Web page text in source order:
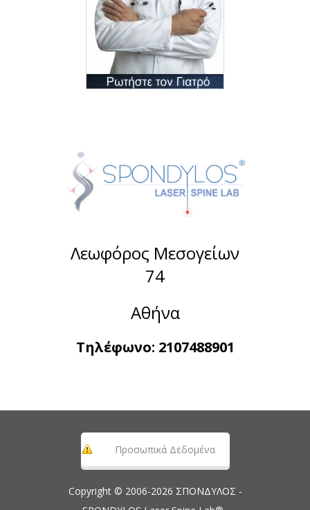
Λεωφόρος Μεσογείων
74
Αθήνα
Τηλέφωνο: 2107488901
Προσωπικά Δεδομένα
Copyright © 2006-2026 ΣΠΟΝΔΥΛΟΣ -